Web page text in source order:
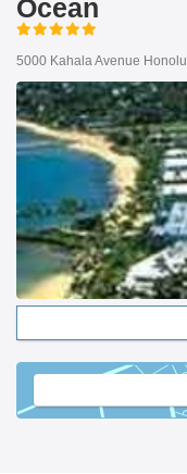
Ocean
5000 Kahala Avenue